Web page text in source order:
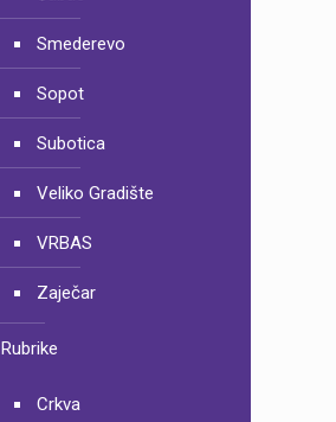
Smederevo
Sopot
Subotica
Veliko Gradište
VRBAS
Zaječar
Rubrike
Crkva